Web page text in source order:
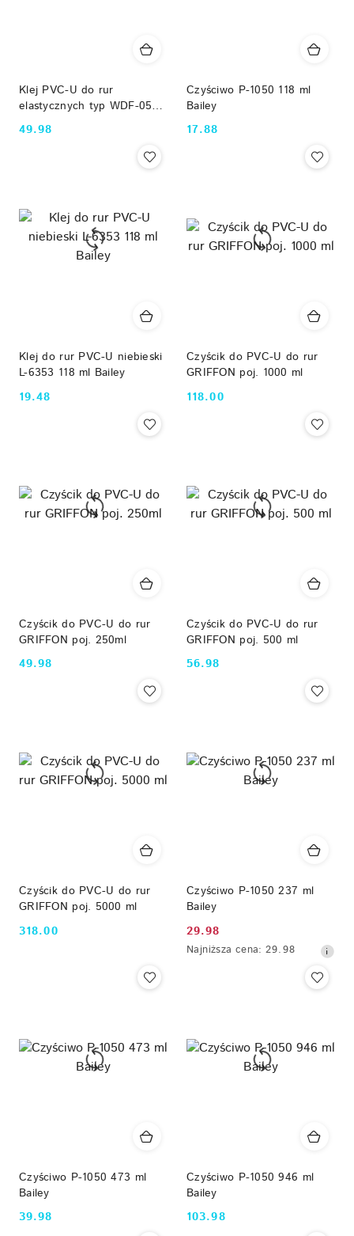
Klej PVC-U do rur
elastycznych typ WDF-05
GRIFFON poj. 125 ml
Cena:
49.98
Czyściwo P-1050 118 ml
Bailey
Cena:
17.88
Klej do rur PVC-U niebieski
L-6353 118 ml Bailey
Cena:
19.48
Czyścik do PVC-U do rur
GRIFFON poj. 1000 ml
Cena:
118.00
Czyścik do PVC-U do rur
GRIFFON poj. 250ml
Cena:
49.98
Czyścik do PVC-U do rur
GRIFFON poj. 500 ml
Cena:
56.98
Czyścik do PVC-U do rur
GRIFFON poj. 5000 ml
Cena:
318.00
Czyściwo P-1050 237 ml
Bailey
Cena
promocyjna:
29.98
Najniższa
Najniższa cena: 29.98
Czyściwo P-1050 473 ml
Bailey
Cena:
39.98
Czyściwo P-1050 946 ml
Bailey
Cena:
103.98